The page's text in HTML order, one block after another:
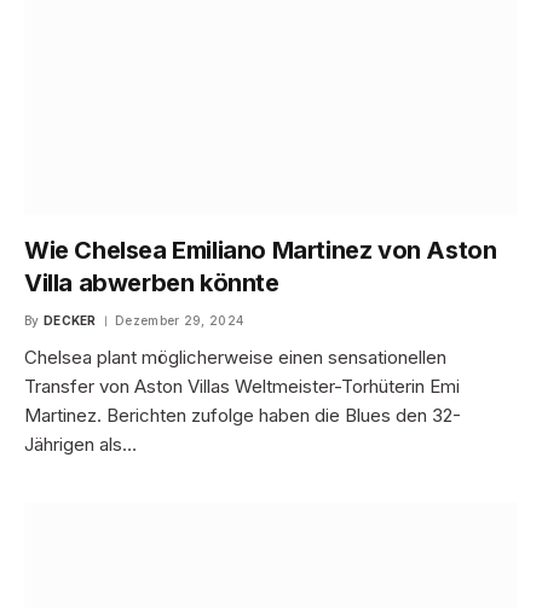
Wie Chelsea Emiliano Martinez von Aston
Villa abwerben könnte
By DECKER Dezember 29, 2024
Chelsea plant möglicherweise einen sensationellen
Transfer von Aston Villas Weltmeister-Torhüterin Emi
Martinez. Berichten zufolge haben die Blues den 32-
Jährigen als…